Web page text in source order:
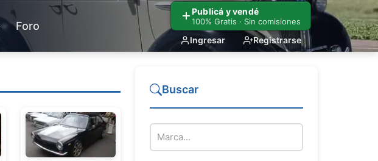
Publicá y vendé
100% Gratis · Sin comisiones
Ingresar Registrarse
Foro
Buscar